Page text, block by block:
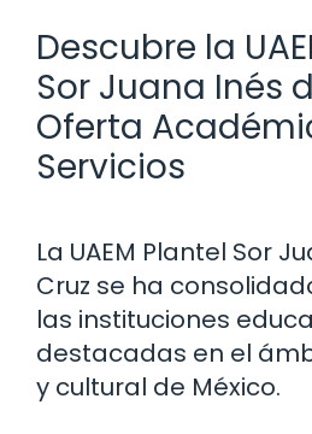
Descubre la
Sor Juana Inés
Oferta
Servicios
La UAEM Plantel Sor
Cruz se ha
las instituciones
destacadas en el
y cultural de México.